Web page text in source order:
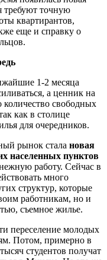
требуют точную
квартирантов,
еще и справку о
1-2 месяца
а ценник на
свободных
как в столице
для очередников.
рынок стала новая
населенных пунктов
работу. Сейчас в
много
структур, которые
работникам, но и
съемное жилье.
переселение молодых
Потом, примерно в
студентов получат